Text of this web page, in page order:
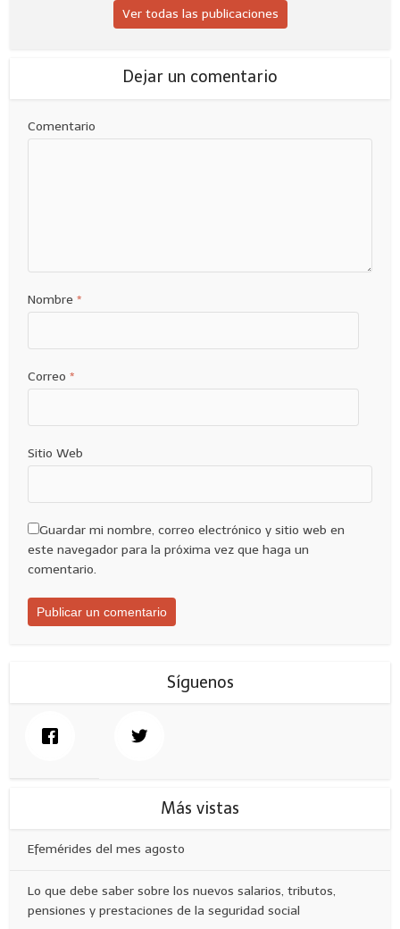
Ver todas las publicaciones
Dejar un comentario
Comentario
Nombre *
Correo *
Sitio Web
Guardar mi nombre, correo electrónico y sitio web en
este navegador para la próxima vez que haga un
comentario.
Síguenos
Más vistas
Efemérides del mes agosto
Lo que debe saber sobre los nuevos salarios, tributos,
pensiones y prestaciones de la seguridad social